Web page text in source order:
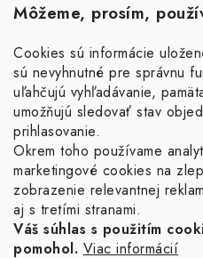
Môžeme, prosím,
Cookies sú informácie
sú nevyhnutné pre správnu
uľahčujú vyhľadávanie,
umožňujú sledovať stav
prihlasovanie.
Okrem toho používame
marketingové cookies na
zobrazenie relevantnej
aj s tretími stranami.
Váš súhlas s použitím
pomohol. Viac informácií
Facebook
Obľúbené šperky
Náušnice